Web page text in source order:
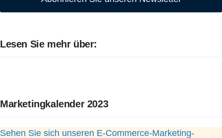
Lesen Sie mehr über:
Marketingkalender 2023
Sehen Sie sich unseren E-Commerce-Marketing-